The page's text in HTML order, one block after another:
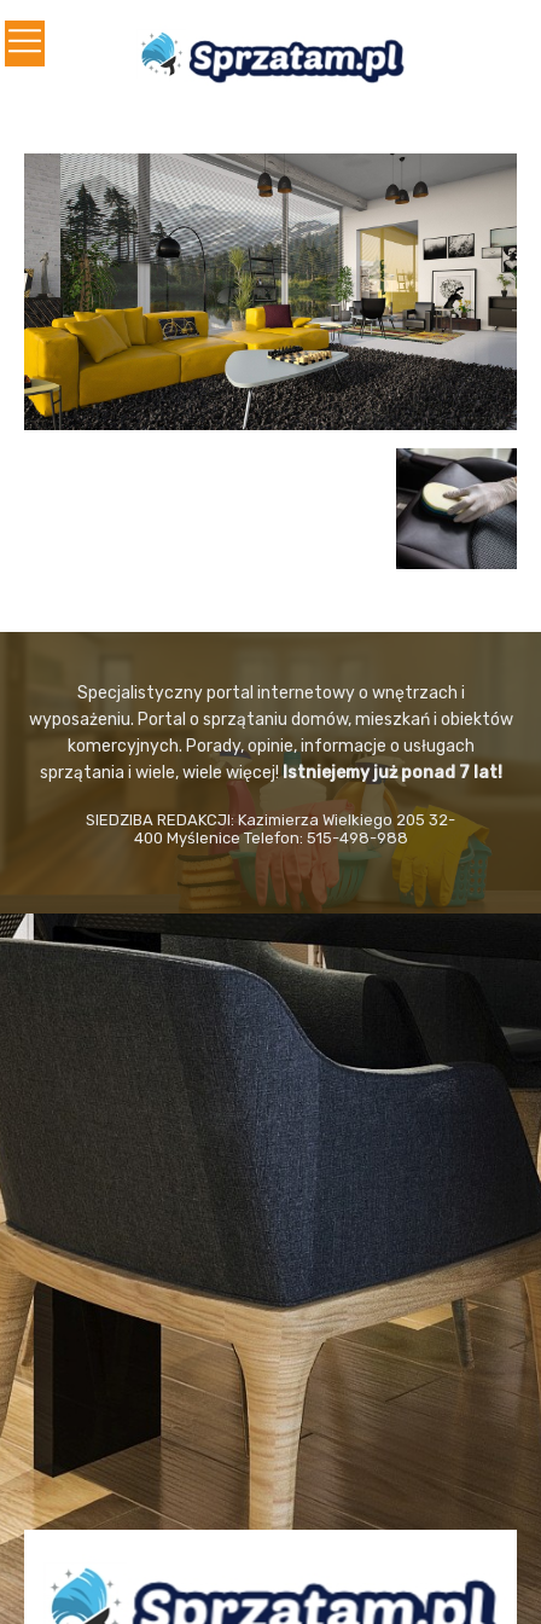
Specjalistyczny portal internetowy o wnętrzach i
wyposażeniu. Portal o sprzątaniu domów, mieszkań i obiektów
komercyjnych. Porady, opinie, informacje o usługach
sprzątania i wiele, wiele więcej!Istniejemy już ponad 7 lat!
SIEDZIBA REDAKCJI: Kazimierza Wielkiego 205 32-
400 Myślenice Telefon: 515-498-988